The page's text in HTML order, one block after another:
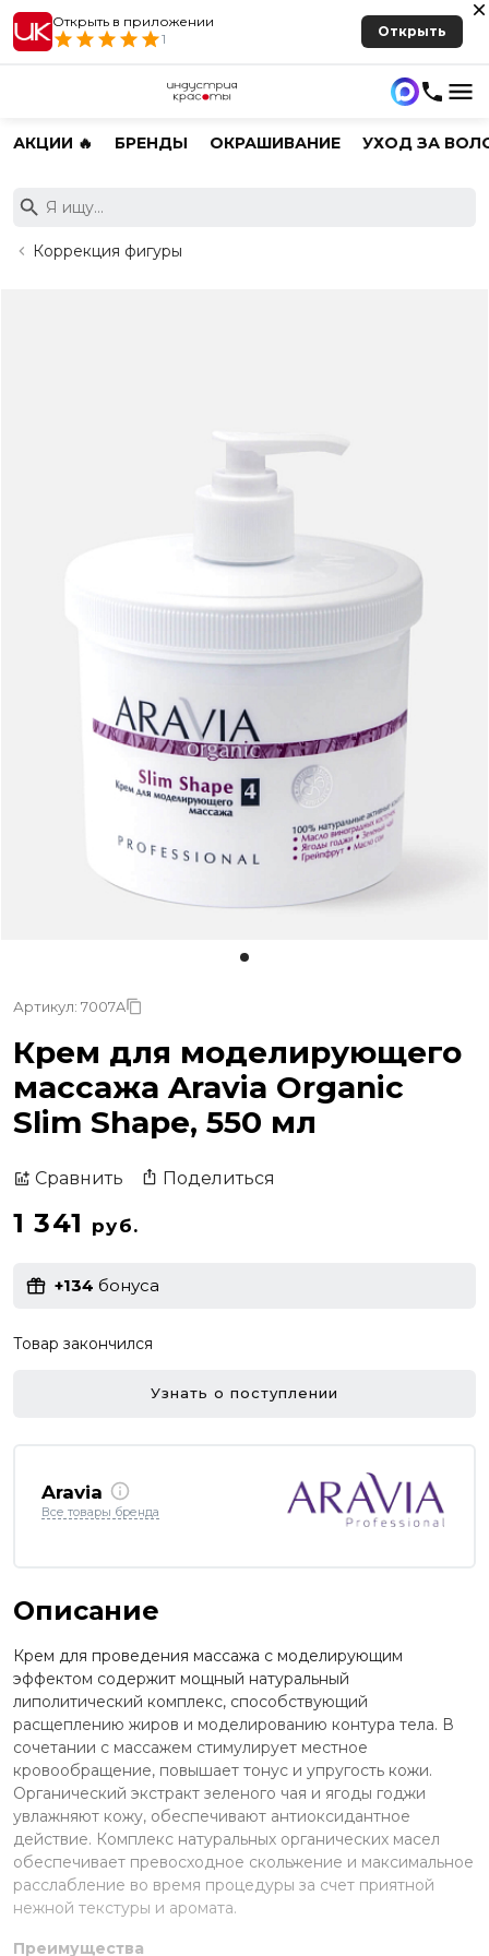
Открыть в приложении
1
Открыть
АКЦИИ 🔥 БРЕНДЫ ОКРАШИВАНИЕ УХОД ЗА
Коррекция фигуры
Артикул: 7007A
Крем для моделирующего
массажа Aravia Organic
Slim Shape, 550 мл
Сравнить Поделиться
1 341 руб.
+134 бонуса
Товар закончился
Узнать о поступлении
Aravia
Все товары бренда
Описание
Крем для проведения массажа с моделирующим
эффектом содержит мощный натуральный
липолитический комплекс, способствующий
расщеплению жиров и моделированию контура тела. В
сочетании с массажем стимулирует местное
кровообращение, повышает тонус и упругость кожи.
Органический экстракт зеленого чая и ягоды годжи
увлажняют кожу, обеспечивают антиоксидантное
действие. Комплекс натуральных органических масел
обеспечивает превосходное скольжение и максимальное
расслабление во время процедуры за счет приятной
нежной текстуры и аромата.
Преимущества